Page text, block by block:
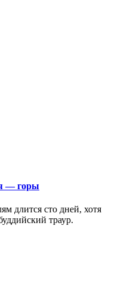
— горы
длится сто дней, хотя
траур.